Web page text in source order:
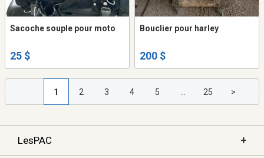
Sacoche souple pour moto
25 $
Bouclier pour harley
200 $
1 2 3 4 5 25 >
LesPAC +